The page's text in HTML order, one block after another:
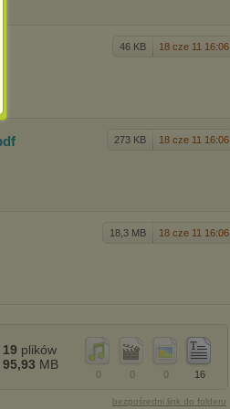
46 KB 18 cze 11 16:06
273 KB 18 cze 11 16:06
18,3 MB 18 cze 11 16:06
16
0
0
0
19 plików
95,93 MB
bezpośredni link do folderu